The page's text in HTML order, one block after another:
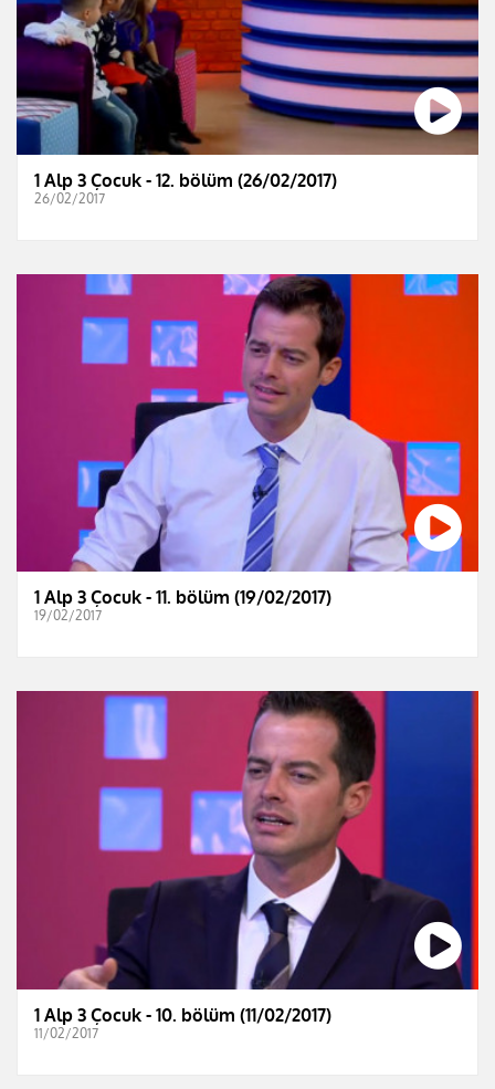
1 Alp 3 Çocuk - 12. bölüm (26/02/2017)
26/02/2017
1 Alp 3 Çocuk - 11. bölüm (19/02/2017)
19/02/2017
1 Alp 3 Çocuk - 10. bölüm (11/02/2017)
11/02/2017